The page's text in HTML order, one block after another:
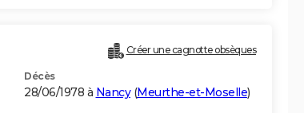
Créer une cagnotte obsèques
Décès
28/06/1978 à Nancy(Meurthe-et-Moselle)